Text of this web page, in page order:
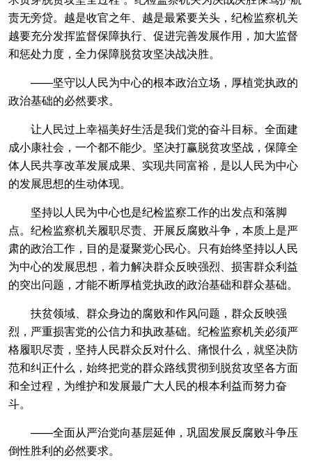
责无旁贷。越是收官之年、越是最紧要关头，纪检监察机关
越要充分发挥监督保障执行、促进完善发展作用，加大监督
和惩处力度，全力保障脱贫攻坚决战决胜。
——坚守以人民为中心的根本政治立场，厚植党执政的
政治基础的必然要求。
让人民过上幸福美好生活是我们党的奋斗目标。全面建
成小康社会，一个都不能少。坚决打赢脱贫攻坚战，保障全
体人民共享改革发展成果、实现共同富裕，是以人民为中心
的发展思想的生动体现。
坚持以人民为中心也是纪检监察工作的出发点和落脚
点。纪检监察机关履职尽责、开展反腐败斗争，本质上是严
肃的政治工作，目的是凝聚党心民心。只有始终坚持以人民
为中心的发展思想，着力解决群众反映强烈、损害群众利益
的突出问题，才能不断厚植党执政的政治基础和群众基础。
扶贫领域、群众身边的腐败和作风问题，群众反映强
烈，严重损害党的公信力和执政基础。纪检监察机关必须严
格履职尽责，坚持人民群众反对什么、痛恨什么，就坚决防
范和纠正什么，始终把党的群众路线贯彻到脱贫攻坚各方面
和全过程，为维护和发展最广大人民的根本利益而努力奋
斗。
——全面从严治党向基层延伸，巩固发展反腐败斗争压
倒性胜利的必然要求。